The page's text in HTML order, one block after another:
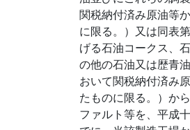
関税納付済み原油等
に限る。）又は同表
げる石油コークス、
の他の石油又は歴青
おいて関税納付済み
たものに限る。）か
ファルト等を、平成